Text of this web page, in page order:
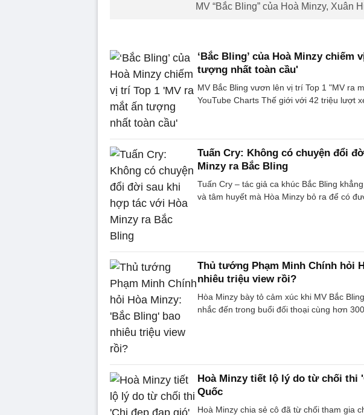
MV “Bắc Bling” của Hoà Minzy, Xuân
‘Bắc Bling’ của Hoà Minzy chiếm
tượng nhất toàn cầu'
MV Bắc Bling vươn lên vị trí Top 1 "MV ra
YouTube Charts Thế giới với 42 triệu lượt
Tuấn Cry: Không có chuyện đổi
Minzy ra Bắc Bling
Tuấn Cry – tác giả ca khúc Bắc Bling
và tâm huyết mà Hòa Minzy bỏ ra để có
Thủ tướng Phạm Minh Chính hỏi
nhiêu triệu view rồi?
Hòa Minzy bày tỏ cảm xúc khi MV Bắc
nhắc đến trong buổi đối thoại cùng hơn
Hoà Minzy tiết lộ lý do từ chối thi
Quốc
Hoà Minzy chia sẻ cô đã từ chối tham gia